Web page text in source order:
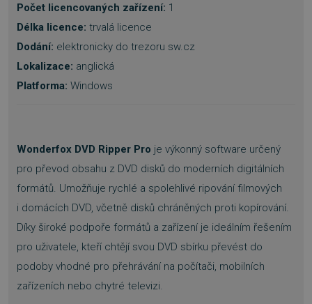
Počet licencovaných zařízení: 1
Délka licence: trvalá licence
Dodání: elektronicky do trezoru sw.cz
Lokalizace: anglická
Platforma: Windows
Wonderfox DVD Ripper Pro je výkonný software určený
pro převod obsahu z DVD disků do moderních digitálních
formátů. Umožňuje rychlé a spolehlivé ripování filmových
i domácích DVD, včetně disků chráněných proti kopírování.
Díky široké podpoře formátů a zařízení je ideálním řešením
pro uživatele, kteří chtějí svou DVD sbírku převést do
podoby vhodné pro přehrávání na počítači, mobilních
zařízeních nebo chytré televizi.